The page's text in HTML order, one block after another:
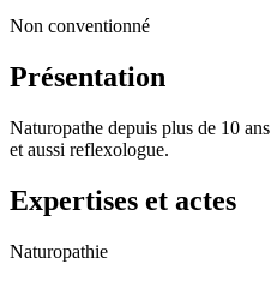
Non conventionné
Présentation
Naturopathe depuis plus de 10
et aussi reflexologue.
Expertises et actes
Naturopathie